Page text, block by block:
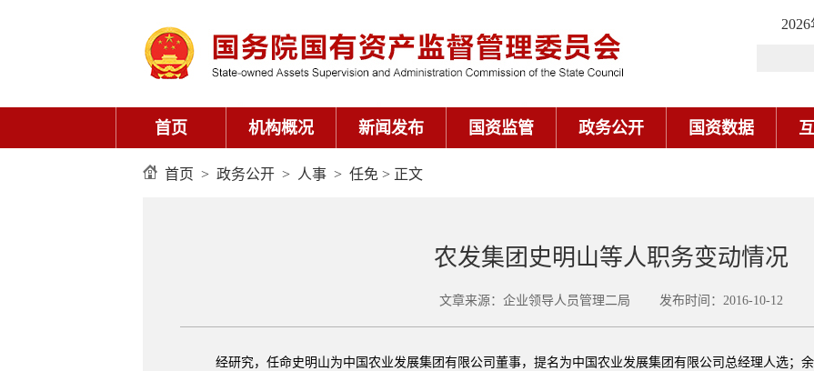
首页 机构概况 新闻发布 国资监管 政务公开 国资数据
首页 > 政务公开 > 人事 > 任免 > 正文
农发集团史明山等人职务变动情况
文章来源：企业领导人员管理二局 发布时间：2016-10-12
经研究，任命史明山为中国农业发展集团有限公司董事，提名为中国农业发展集团有限公司总经理人选；